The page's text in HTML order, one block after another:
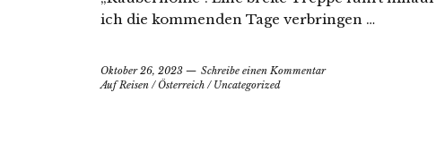
ich die kommenden Tage verbringen …
Oktober 26, 2023
Schreibe einen Kommentar
Auf Reisen /Österreich / Uncategorized